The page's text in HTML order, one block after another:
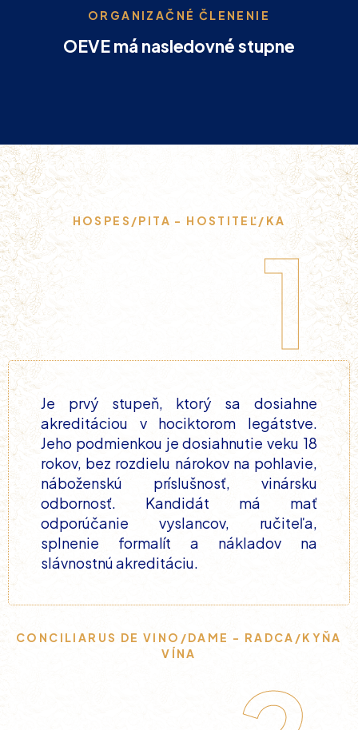
ORGANIZAČNÉ ČLENENIE
OEVE má nasledovné stupne
HOSPES/PITA - HOSTITEĽ/KA
1
Je prvý stupeň, ktorý sa dosiahne
akreditáciou v hociktorom legátstve.
Jeho podmienkou je dosiahnutie veku 18
rokov, bez rozdielu nárokov na pohlavie,
náboženskú príslušnosť, vinársku
odbornosť. Kandidát má mať
odporúčanie vyslancov, ručiteľa,
splnenie formalít a nákladov na
slávnostnú akreditáciu.
CONCILIARUS DE VINO/DAME - RADCA/KYŇA
VÍNA